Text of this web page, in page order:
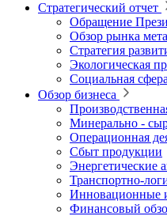
Стратегический отчет
Обращение
Обзор рынка
Стратегия
Экологическая
Социальная сфера
Обзор бизнеса
Минерально ‑
Операционная
Сбыт продукции
Энергетические
Транспортно-
Инновационные
Финансовый